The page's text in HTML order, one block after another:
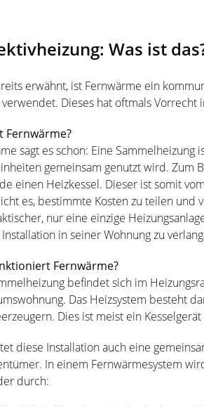
Was ist
erwähnt, ist Fernwärme ein
verwendet. Dieses hat oftmals
Fernwärme?
sagt es schon: Eine
gemeinsam genutzt wird. Zum
einen Heizkessel. Dieser ist somit
es, bestimmte Kosten zu teilen und
nur eine einzige
in seiner Wohnung zu
Fernwärme?
befindet sich im
Das Heizsystem besteht
Dies ist meist ein
diese Installation auch eine
In einem Fernwärmesystem
durch: